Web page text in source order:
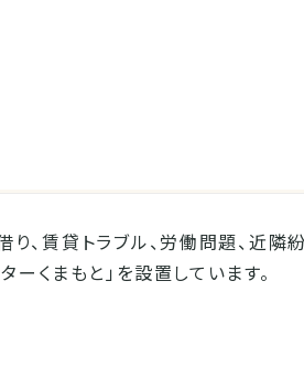
賃貸トラブル、労働問題、近隣
くまもと」を設置しています。